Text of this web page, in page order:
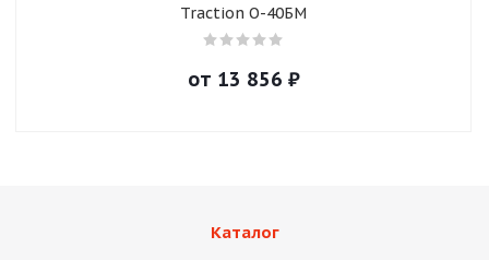
Traction О-40БМ
от 13 856 ₽
Каталог